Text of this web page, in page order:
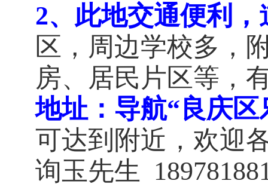
2、此地交通便利
区，周边学校多，
房、居民片区等，
地址：导航“ 良庆
可达到附近，欢迎
询玉先生